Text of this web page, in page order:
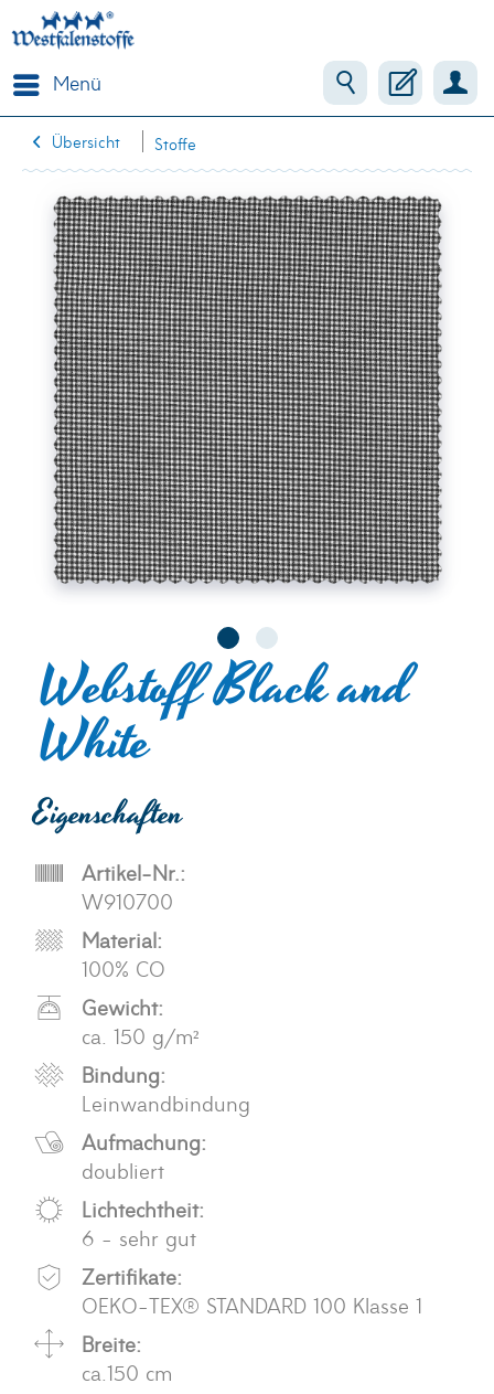
Menü
Übersicht Stoffe
Webstoff Black and
White
Eigenschaften
Artikel-Nr.:
W910700
Material:
100% CO
Gewicht:
ca. 150 g/m²
Bindung:
Leinwandbindung
Aufmachung:
doubliert
Lichtechtheit:
6 - sehr gut
Zertifikate:
OEKO-TEX® STANDARD 100 Klasse 1
Breite:
ca.150 cm